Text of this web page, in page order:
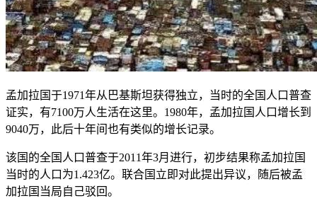
孟加拉国于1971年从巴基斯坦获得独立，当时的全国人口普查
证实，有7100万人生活在这里。1980年，孟加拉国人口增长到
9040万，此后十年间也有类似的增长记录。
该国的全国人口普查于2011年3月进行，初步结果称孟加拉国
当时的人口为1.423亿。联合国立即对此提出异议，随后被孟
加拉国当局自己驳回。